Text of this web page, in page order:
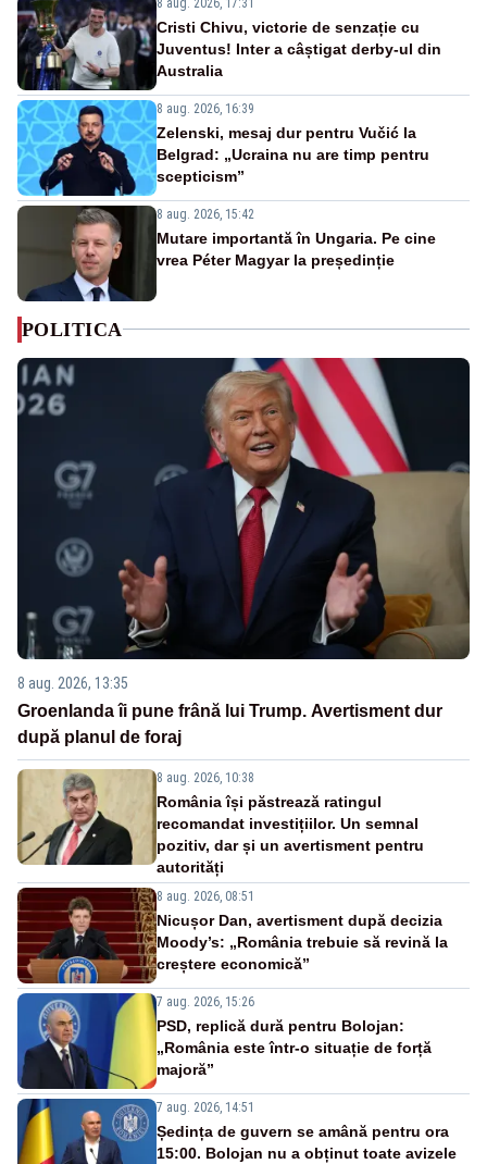
Cristi Chivu, victorie de senzație cu
Juventus! Inter a câștigat derby-ul din
Australia
8 aug. 2026, 16:39
Zelenski, mesaj dur pentru Vučić la
Belgrad: „Ucraina nu are timp pentru
scepticism”
8 aug. 2026, 15:42
Mutare importantă în Ungaria. Pe cine
vrea Péter Magyar la președinție
POLITICA
8 aug. 2026, 13:35
Groenlanda îi pune frână lui Trump. Avertisment dur
după planul de foraj
8 aug. 2026, 10:38
România își păstrează ratingul
recomandat investițiilor. Un semnal
pozitiv, dar și un avertisment pentru
autorități
8 aug. 2026, 08:51
Nicușor Dan, avertisment după decizia
Moody’s: „România trebuie să revină la
creștere economică”
7 aug. 2026, 15:26
PSD, replică dură pentru Bolojan:
„România este într-o situație de forță
majoră”
7 aug. 2026, 14:51
Ședința de guvern se amână pentru ora
15:00. Bolojan nu a obținut toate avizele